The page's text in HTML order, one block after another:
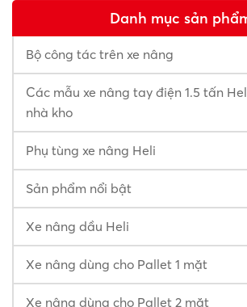
Danh mục sản
Bộ công tác trên xe nâng
Các mẫu xe nâng tay điện 1.5 tấn
nhà kho
Phụ tùng xe nâng Heli
Sản phẩm nổi bật
Xe nâng dầu Heli
Xe nâng dùng cho Pallet 1 mặt
Xe nâng dùng cho Pallet 2 mặt